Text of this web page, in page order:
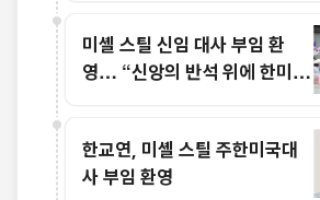
미셸 스틸 신임 대사 부임 환
영… “신앙의 반석 위에 한미동
한교연, 미셸 스틸 주한미국대
사 부임 환영